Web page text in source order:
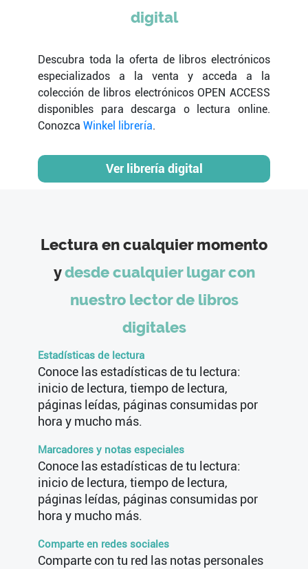
digital
Descubra toda la oferta de libros electrónicos
especializados a la venta y acceda a la
colección de libros electrónicos OPEN ACCESS
disponibles para descarga o lectura online.
Conozca Winkel librería.
Lectura en cualquier momento
ydesde cualquier lugar con
nuestro lector de libros
digitales
Estadísticas de lectura
Conoce las estadísticas de tu lectura:
inicio de lectura, tiempo de lectura,
páginas leídas, páginas consumidas por
hora y mucho más.
Marcadores y notas especiales
Conoce las estadísticas de tu lectura:
inicio de lectura, tiempo de lectura,
páginas leídas, páginas consumidas por
hora y mucho más.
Comparte en redes sociales
Comparte con tu red las notas personales